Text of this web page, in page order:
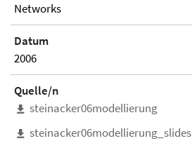
Networks
Datum
2006
Quelle/n
steinacker06modellierung
steinacker06modellierung_slides